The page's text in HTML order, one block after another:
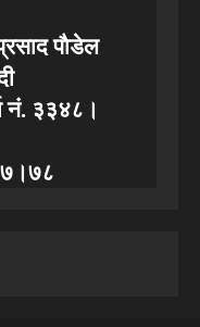
पाैडेल
नं. ३३४८।